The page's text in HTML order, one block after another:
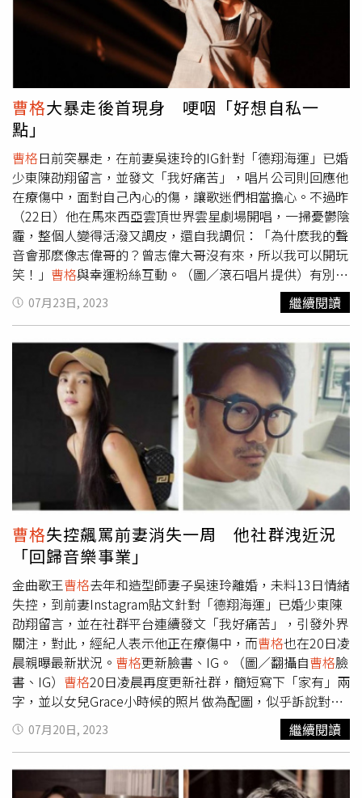
言也已刪除。而
昨天在臉書「曹格Gary Chaw」發文，
表示自己在9月、10月陸續在在台北及台中舉辦2場演唱
會，，並公布了有關演唱會的相關時間、地點、與售票資
訊。且貼文發布後，吳速玲也在
曹格的社群悄悄按讚，讓外
界看出即便兩人已經離婚，但她依舊很支持前夫曹格
事業，雙方並未因為婚姻破局而交惡。
曹格大暴走後首現身 哽咽「好想自私一
點」
曹格日前突暴走，在前妻吳速玲的IG針對「德翔海運」已婚
少東陳劭翔留言，並發文「我好痛苦」，唱片公司則回應他
在療傷中，面對自己內心的傷，讓歌迷們相當擔心。不過昨
（22日）他在馬來西亞雲頂世界雲星劇場開唱，一掃憂鬱陰
霾，整個人變得活潑又調皮，還自我調侃：「為什麽我的聲
音會那麽像志偉哥的？曾志偉大哥沒有來，所以我可以開玩
笑！」 曹格與幸運粉絲互動。（圖／滾石唱片提供）有別於
去年11月的首場演出，此次的演唱會主要以
曹格的創作歌曲
為主，以〈寂寞先生〉為演唱會掀開序幕後，緊接著帶來快
歌〈3-7-20-1〉、〈荷里活〉、〈起床歌〉，迅速炒熱現場
氣氛。唱到〈數到五答應我〉時，他的外套鈕扣突然鬆開，
趕緊轉身背對著觀眾調整衣服。有觀眾大喊要他「脫掉」，
他先是笑回：「要練腹肌的話，唱歌技巧會變得很差喔？」
之後約定三年後再回鄉開演唱會時，自己將不穿衣服唱大半
場，沒想到觀眾竟齊聲說好，讓他無奈笑道：「你們是來看
脫衣服還是看演唱會的？」 曹格邀請黃大煒擔任演唱會嘉
賓。（圖／滾石唱片提供）為了滿足粉絲朋友的心願，
曹格
難得帶來合唱歌曲〈梁山伯與茱麗葉〉，並邀請事先已挑好
的幸運粉絲與他對唱，台上他主動與對方頭靠頭、挽手、牽
手等，之後演唱〈燭光晚餐〉和〈兩隻戀人〉前，即興在觀
眾席選了3女1男上台與他互動。其中一位女粉絲趁機問曹
格 ：「你愛我嗎？」曹格
會愛你媽。」另一位穿著低胸連衣裙的女生，更是讓曹格尷
尬直呼：「我眼睛好累，只能一直往前看或往上看，其他地
方好像不太對。」輪到男粉絲時，他照樣與對方牽手、比
心，但他強調純屬「兄弟情」，送對方下台前還笑說：「我
覺得你還是回到女朋友身邊，跟我在一起沒有好結果的。」
此外，曹格也特意把黃大煒從美國請來大馬擔任表演嘉賓，
兩人合唱〈你把我灌醉〉後，曹格透露對方是自己的音樂啟
蒙老師，兩人最後一次同台是在11年前的香港紅磡舞台上，
黃大煒脫下西裝外套，以吉他自彈自唱《Cocktail Party》
和《讓每個人都心碎》，貫徹其搖滾的靈魂。曹格再次出場
帶來〈海闊天空〉後，表示自己經常感謝別人，但往往卻忘
07月23日, 2023 繼續閱讀
曹格失控飆罵前妻消失一周 他社群洩近況
「回歸音樂事業」
金曲歌王曹格去年和造型師妻子吳速玲離婚，未料13日情緒
失控，到前妻Instagram貼文針對「德翔海運」已婚少東陳
劭翔留言，並在社群平台連續發文「我好痛苦」，引發外界
關注，對此，經紀人表示他正在療傷中，而曹格也在20日凌
晨親曝最新狀況。 曹格更新臉書、IG。（圖／翻攝自曹格臉
書、IG） 曹格20日凌晨再度更新社群，簡短寫下「家有」兩
字，並以女兒Grace小時候的照片做為配圖，似乎訴說對家
人的想念，也為此自我打氣「加油」。除此之外，曹格也換
掉臉書大頭貼，改為先前演唱會宣傳新拍的形象照，準備好
將心力回歸音樂事業，迎接22日的演出。曹格去年和吳速玲
宣布離婚，未料他13日晚間突然到吳速玲的IG留言洗版，接
07月20日, 2023 繼續閱讀